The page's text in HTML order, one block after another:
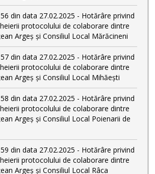
din data 27.02.2025 - Hotărâre privind
protocolului de colaborare dintre
Argeș și Consiliul Local Mărăcineni
din data 27.02.2025 - Hotărâre privind
protocolului de colaborare dintre
Argeș și Consiliul Local Mihăești
din data 27.02.2025 - Hotărâre privind
protocolului de colaborare dintre
Argeș și Consiliul Local Poienarii de
din data 27.02.2025 - Hotărâre privind
protocolului de colaborare dintre
Argeș și Consiliul Local Râca